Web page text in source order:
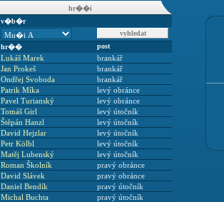
hr��i
v�b�r
hr�� post
Lukáš Marek
brankář
Jan Prokeš
brankář
Ondřej Svoboda
brankář
Patrik Míka
levý obránce
Pavel Turianský
levý obránce
Tomáš Girl
levý útočník
Štěpán Hanzl
levý útočník
David Hejzlar
levý útočník
Petr Kölbl
levý útočník
Matěj Lubenský
levý útočník
Roman Školník
pravý obránce
David Slávek
pravý obránce
Daniel Bendík
pravý útočník
Michal Buchta
pravý útočník